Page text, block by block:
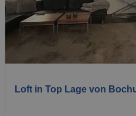
Loft in Top Lage von